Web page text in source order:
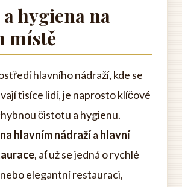
hygiena na
místě
hlavního nádraží, kde se
tisíce lidí, je naprosto klíčové
čistotu a hygienu.
hlavním nádražía hlavní
, ať už se jedná o rychlé
elegantní restauraci,